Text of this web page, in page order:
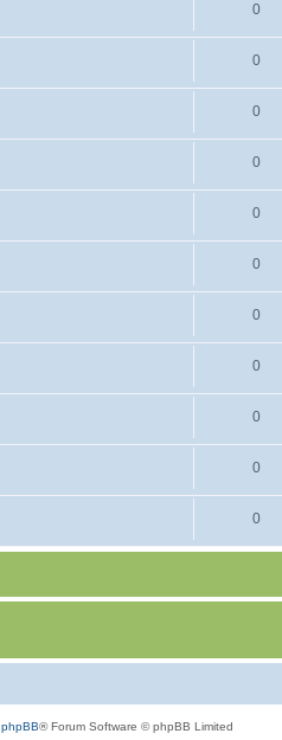
0
0
0
0
0
0
0
0
0
0
0
phpBB® Forum Software © phpBB Limited